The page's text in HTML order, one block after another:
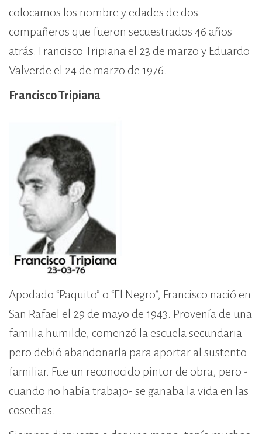
colocamos los nombre y edades de dos
compañeros que fueron secuestrados 46 años
atrás: Francisco Tripiana el 23 de marzo y Eduardo
Valverde el 24 de marzo de 1976.
Francisco Tripiana
Apodado “Paquito” o “El Negro”, Francisco nació en
San Rafael el 29 de mayo de 1943. Provenía de una
familia humilde, comenzó la escuela secundaria
pero debió abandonarla para aportar al sustento
familiar. Fue un reconocido pintor de obra, pero -
cuando no había trabajo- se ganaba la vida en las
cosechas.